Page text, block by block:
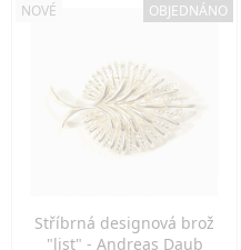
NOVÉ OBJEDNÁNO
Stříbrná designová brož
"list" - Andreas Daub